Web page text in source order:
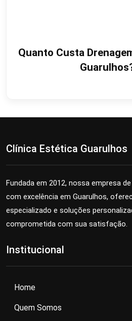
Quanto Custa
Clínica Estética Guarulhos
Fundada em 2012, nossa empresa
com excelência em Guarulhos,
especializado e soluções
comprometida com sua satisfação.
Institucional
Home
Quem Somos